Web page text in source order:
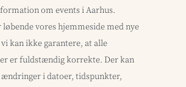
om events i Aarhus.
vores hjemmeside med nye
kan ikke garantere, at alle
er fuldstændig korrekte. Der kan
i datoer, tidspunkter,